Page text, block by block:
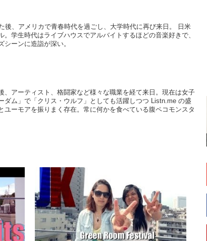
後、アメリカで青春時代を過ごし、大学時代に再び来日。 日米
。学生時代はライブハウスでアルバイトするほどの音楽好きで、
シーンに造詣が深い。
、アーティスト、格闘家など様々な職業を経て来日。現在は女子
ダム 」で「 クリス・ウルフ 」としても活躍しつつ Listn.me の盛
ユーモアを振りまく存在。常に何かを食べている腹ペコモンスタ